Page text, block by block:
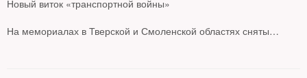
Новый виток «транспортной войны»
На мемориалах в Тверской и Смоленской областях сняты